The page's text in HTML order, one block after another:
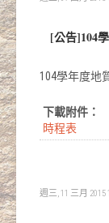
[公告]104
104學年度地
下載附件：
時程表
週三, 11 三月 2015